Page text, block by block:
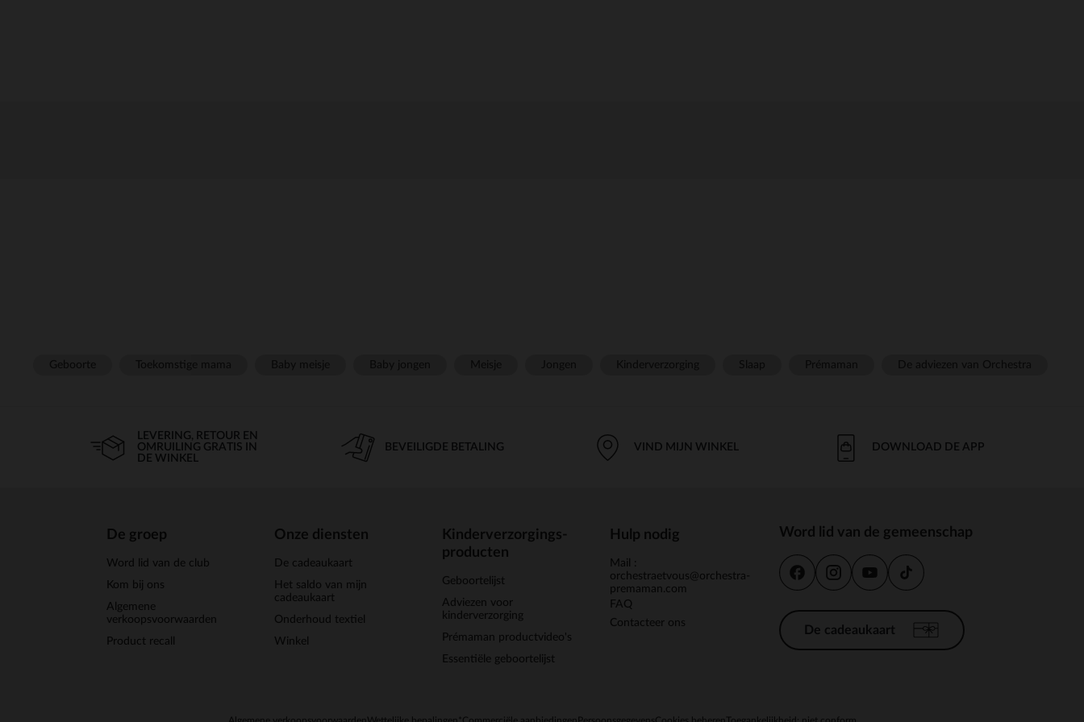
LEVERING, RETOUR EN
OMRUILING GRATIS IN
DE WINKEL
BEVEILIGDE BETALING VIND MIJN WINKEL DOWNLOAD DE APP
De groep
Word lid van de club
Kom bij ons
Algemene
verkoopsvoorwaarden
Product recall
Onze diensten
De cadeaukaart
Het saldo van mijn
cadeaukaart
Onderhoud textiel
Winkel
Kinderverzorgings-
producten
Geboortelijst
Adviezen voor
kinderverzorging
Prémaman productvideo's
Essentiële geboortelijst
Hulp nodig
Mail :
orchestraetvous@orchestra-
premaman.com
FAQ
Contacteer ons
Word lid van de gemeenschap
De cadeaukaart